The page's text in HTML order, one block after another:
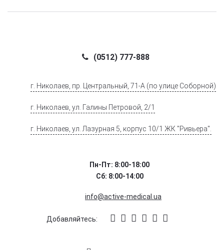
(0512) 777-888
г. Николаев, пр. Центральный, 71-А (по улице Соборной)
г. Николаев, ул. Галины Петровой, 2/1
г. Николаев, ул. Лазурная 5, корпус 10/1 ЖК "Ривьера".
Пн-Пт: 8:00-18:00
Сб: 8:00-14:00
info@active-medical.ua
Добавляйтесь: